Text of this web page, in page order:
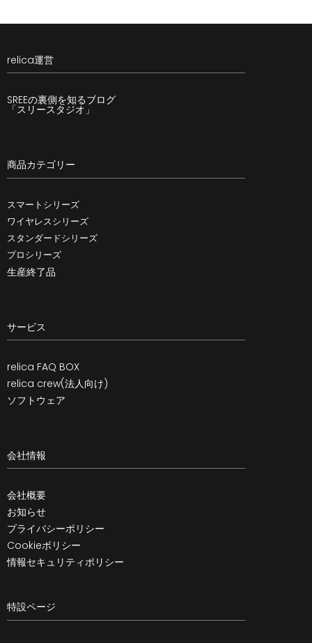
relica運営
SREEの裏側を知るブログ
「スリースタジオ」
商品カテゴリー
スマートシリーズ
ワイヤレスシリーズ
スタンダードシリーズ
プロシリーズ
生産終了品
サービス
relica FAQ BOX
relica crew(法人向け)
ソフトウェア
会社情報
会社概要
お知らせ
プライバシーポリシー
Cookieポリシー
情報セキュリティポリシー
特設ページ